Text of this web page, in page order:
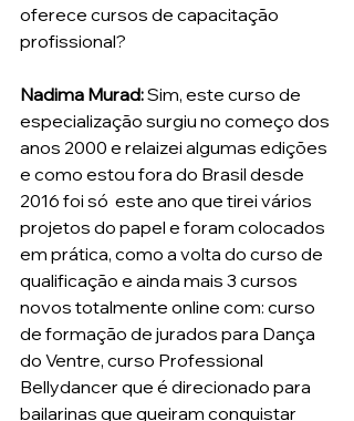
oferece cursos de capacitação
profissional?
Nadima Murad: Sim, este curso de
especialização surgiu no começo dos
anos 2000 e relaizei algumas edições
e como estou fora do Brasil desde
2016 foi só  este ano que tirei vários
projetos do papel e foram colocados
em prática, como a volta do curso de
qualificação e ainda mais 3 cursos
novos totalmente online com: curso
de formação de jurados para Dança
do Ventre, curso Professional
Bellydancer que é direcionado para
bailarinas que queiram conquistar